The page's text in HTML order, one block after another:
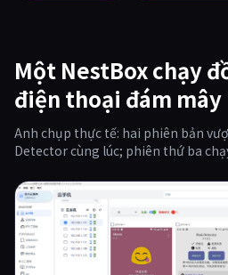
Một NestBox chạy
điện thoại đám mây
Anh chụp thực tế: hai phiên bản
Detector cùng lúc; phiên thứ ba